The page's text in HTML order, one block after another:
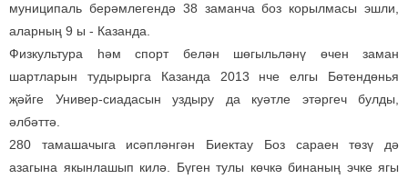
муниципаль берәмлегендә 38 заманча боз корылмасы эшли,
аларның 9 ы - Казанда.
Физкультура һәм спорт белән шөгыльләнү өчен заман
шартларын тудырырга Казанда 2013 нче елгы Бөтендөнья
җәйге Универ-сиадасын уздыру да куәтле этәргеч булды,
әлбәттә.
280 тамашачыга исәпләнгән Биектау Боз сараен төзү дә
азагына якынлашып килә. Бүген тулы көчкә бинаның эчке ягы